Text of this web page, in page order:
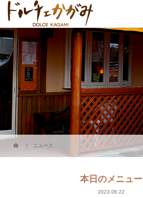
ニュース
本日のメニュー
2023.06.22